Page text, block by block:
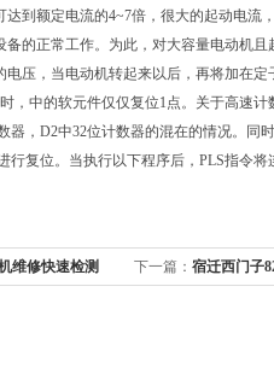
到额定电流的4~7倍，很大的起动电
的正常工作。为此，对大容量电动机
压，当电动机转起来以后，再将加在
，中的软元件仅仅复位1点。关于高速
器，D2中32位计数器的混在的情况。同
复位。当执行以下程序后，PLS指令将
维修快速检测 下一篇： 宿迁西门子